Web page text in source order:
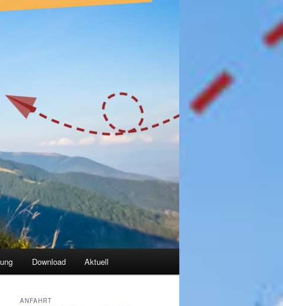
Download Aktuell
ANFAHRT